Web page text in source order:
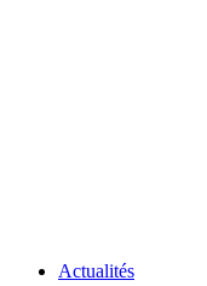
Actualités